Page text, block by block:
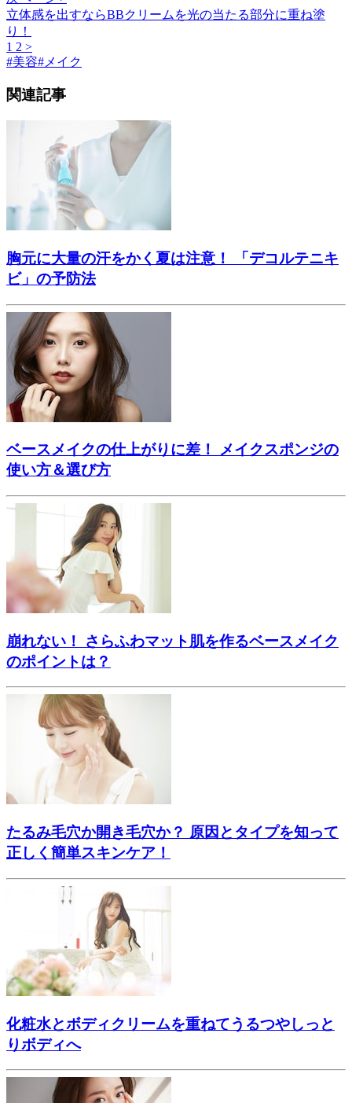
立体感を出すならBBクリームを光の当たる部分に重ね塗
り！
1 2 >
#美容# メイク
関連記事
胸元に大量の汗をかく夏は注意！ 「デコルテニキ
ビ」の予防法
ベースメイクの仕上がりに差！ メイクスポンジの
使い方＆選び方
崩れない！ さらふわマット肌を作るベースメイク
のポイントは？
たるみ毛穴か開き毛穴か？ 原因とタイプを知って
正しく簡単スキンケア！
化粧水とボディクリームを重ねてうるつやしっと
りボディへ